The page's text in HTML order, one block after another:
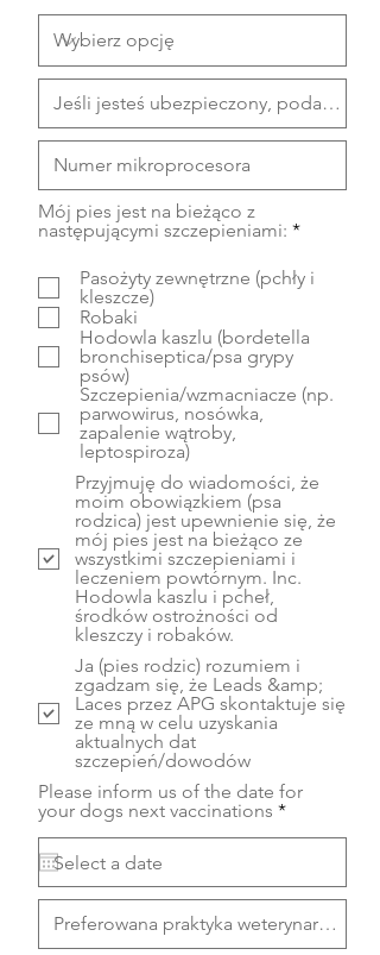
Mój pies jest na bieżąco z
następującymi szczepieniami: *W
m
a
n
Pasożyty zewnętrzne (pchły i
kleszcze)
Robaki
Hodowla kaszlu (bordetella
bronchiseptica/psa grypy
psów)
Szczepienia/wzmacniacze (np.
parwowirus, nosówka,
zapalenie wątroby,
leptospiroza)
Przyjmuję do wiadomości, że
moim obowiązkiem (psa
rodzica) jest upewnienie się, że
mój pies jest na bieżąco ze
wszystkimi szczepieniami i
leczeniem powtórnym. Inc.
Hodowla kaszlu i pcheł,
środków ostrożności od
kleszczy i robaków.
Ja (pies rodzic) rozumiem i
zgadzam się, że Leads &amp;
Laces przez APG skontaktuje się
ze mną w celu uzyskania
aktualnych dat
szczepień/dowodów
Please inform us of the date for
your dogs next vaccinations *r
i
r
e
d